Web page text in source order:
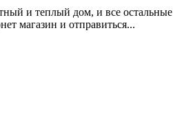
и теплый дом, и все
магазин и отправиться...